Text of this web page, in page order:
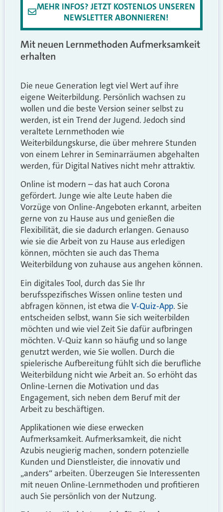
MEHR INFOS? JETZT KOSTENLOS UNSEREN
NEWSLETTER ABONNIEREN!
Mit neuen Lernmethoden Aufmerksamkeit
erhalten
Die neue Generation legt viel Wert auf ihre
eigene Weiterbildung. Persönlich wachsen zu
wollen und die beste Version seiner selbst zu
werden, ist ein Trend der Jugend. Jedoch sind
veraltete Lernmethoden wie
Weiterbildungskurse, die über mehrere Stunden
von einem Lehrer in Seminarräumen abgehalten
werden, für Digital Natives nicht mehr attraktiv.
Online ist modern – das hat auch Corona
gefördert. Junge wie alte Leute haben die
Vorzüge von Online-Angeboten erkannt, arbeiten
gerne von zu Hause aus und genießen die
Flexibilität, die sie dadurch erlangen. Genauso
wie sie die Arbeit von zu Hause aus erledigen
können, möchten sie auch das Thema
Weiterbildung von zuhause aus angehen können.
Ein digitales Tool, durch das Sie Ihr
berufsspezifisches Wissen online testen und
abfragen können, ist etwa die V-Quiz-App. Sie
entscheiden selbst, wann Sie sich weiterbilden
möchten und wie viel Zeit Sie dafür aufbringen
möchten. V-Quiz kann so häufig und so lange
genutzt werden, wie Sie wollen. Durch die
spielerische Aufbereitung fühlt sich die berufliche
Weiterbildung nicht wie Arbeit an. So erhöht das
Online-Lernen die Motivation und das
Engagement, sich neben dem Beruf mit der
Arbeit zu beschäftigen.
Applikationen wie diese erwecken
Aufmerksamkeit. Aufmerksamkeit, die nicht
Azubis neugierig machen, sondern potenzielle
Kunden und Dienstleister, die innovativ und
„anders“ arbeiten. Überzeugen Sie Interessenten
mit neuen Online-Lernmethoden und profitieren
auch Sie persönlich von der Nutzung.